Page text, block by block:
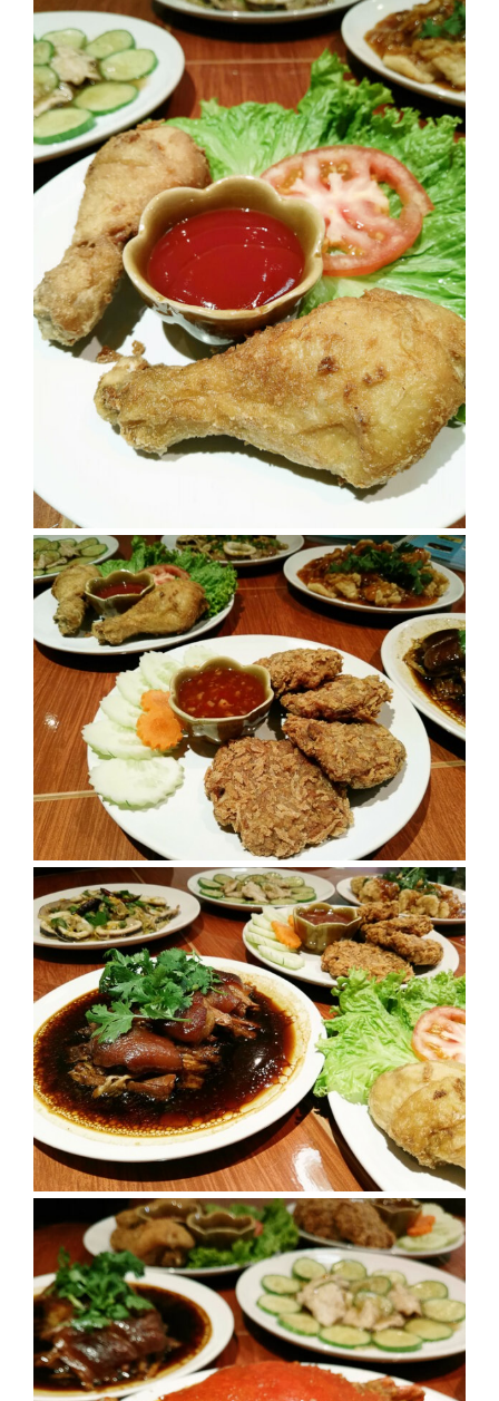
DISH
EVENT
ที่
ต้อง
ห้าม
พลาด
สำหรับ
ฤดู
หนาว
นี้
กับ
PING
FAI
FESTIVAL
ช็อป
ฟิน
กิน
เพลิน
HFG
E-
NEWS
GAME
(SABAI
SEAFOOD)
HOMEPRO
FAIR
2017
เชียงใหม่
งาน
เดียว
ทั้ง
ช้อป
กิน
เที่ยว
พร้อม
โปร
โม
ชั่น
สำหรับ
คน
รัก